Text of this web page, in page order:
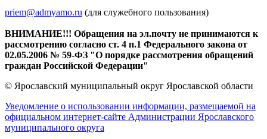
priem@admyamo.ru (для служебного пользования)
ВНИМАНИЕ!!! Обращения на эл.почту не принимаются к
рассмотрению согласно ст. 4 п.1 Федерального закона от
02.05.2006 № 59-ФЗ "О порядке рассмотрения обращений
граждан Российской Федерации"
© Ярославский муниципальный округ Ярославской области
Уведомление о использовании информации, размещаемой на
официальном интернет-сайте Администрации Ярославского
муниципального округа